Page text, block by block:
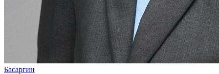
Басаргин